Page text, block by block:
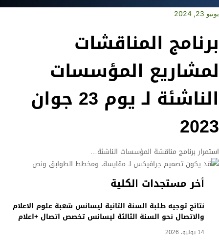
أخر مستجدات الكلية
نتائج توجيه طلبة السنة الثانية ليسانس شعبة علوم الاعلام
والاتصال نحو السنة الثالثة ليسانس تخصص اتصال +اعلام
14 يوليو، 2026
يونيو 23, 2024
برنامج المناقشات
لمشاريع المؤسسات
الناشئة لـ يوم 23 جوان
2023
استمرار برنامج مناقشة المؤسسات الناشئة…